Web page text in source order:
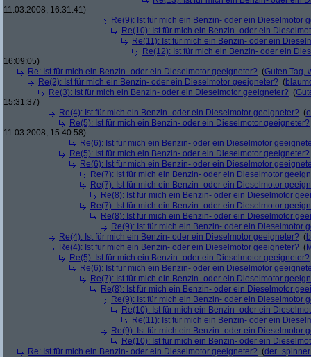
11.03.2008, 16:31:41)
Re(9): Ist für mich ein Benzin- oder ein Dieselmotor
Re(10): Ist für mich ein Benzin- oder ein
Re(11): Ist für mich ein Benzin- oder ein
Re(12): Ist für mich ein Benzin- oder ein
16:09:05)
Re: Ist für mich ein Benzin- oder ein Dieselmotor geeigneter? (Guten Tag,
Re(2): Ist für mich ein Benzin- oder ein Dieselmotor geeigneter? (
Re(3): Ist für mich ein Benzin- oder ein Dieselmotor geeigneter? (
15:31:37)
Re(4): Ist für mich ein Benzin- oder ein Dieselmotor geeigneter? (
Re(5): Ist für mich ein Benzin- oder ein Dieselmotor geeigneter?
11.03.2008, 15:40:58)
Re(6): Ist für mich ein Benzin- oder ein Dieselmotor
Re(5): Ist für mich ein Benzin- oder ein Dieselmotor geeigneter?
Re(6): Ist für mich ein Benzin- oder ein Dieselmotor
Re(7): Ist für mich ein Benzin- oder ein Dieselmotor
Re(7): Ist für mich ein Benzin- oder ein Dieselmotor
Re(8): Ist für mich ein Benzin- oder ein Dieselmotor
Re(7): Ist für mich ein Benzin- oder ein Dieselmotor
Re(8): Ist für mich ein Benzin- oder ein Dieselmotor
Re(9): Ist für mich ein Benzin- oder ein Dieselmotor
Re(4): Ist für mich ein Benzin- oder ein Dieselmotor geeigneter? (
Re(4): Ist für mich ein Benzin- oder ein Dieselmotor geeigneter? (
Re(5): Ist für mich ein Benzin- oder ein Dieselmotor geeigneter?
Re(6): Ist für mich ein Benzin- oder ein Dieselmotor
Re(7): Ist für mich ein Benzin- oder ein Dieselmotor
Re(8): Ist für mich ein Benzin- oder ein Dieselmotor
Re(9): Ist für mich ein Benzin- oder ein Dieselmotor
Re(10): Ist für mich ein Benzin- oder ein
Re(11): Ist für mich ein Benzin- oder ein
Re(9): Ist für mich ein Benzin- oder ein Dieselmotor
Re(10): Ist für mich ein Benzin- oder ein
Re: Ist für mich ein Benzin- oder ein Dieselmotor geeigneter? (